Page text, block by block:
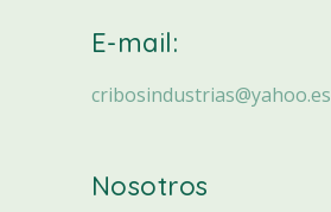
E-mail:
cribosindustrias@yahoo.es
Nosotros